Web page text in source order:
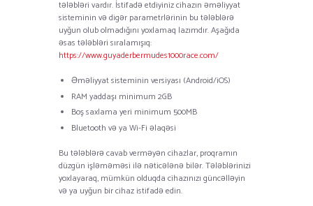
tələbləri vardır. İstifadə etdiyiniz cihazın əməliyyat
sisteminin və digər parametrlərinin bu tələblərə
uyğun olub olmadığını yoxlamaq lazımdır. Aşağıda
əsas tələbləri sıralamışıq:
https://www.guyaderbermudes1000race.com/
Əməliyyat sisteminin versiyası (Android/iOS)
RAM yaddaşı minimum 2GB
Boş saxlama yeri minimum 500MB
Bluetooth və ya Wi-Fi əlaqəsi
Bu tələblərə cavab verməyən cihazlar, proqramın
düzgün işləməməsi ilə nəticələnə bilər. Tələblərinizi
yoxlayaraq, mümkün olduqda cihazınızı güncəlləyin
və ya uyğun bir cihaz istifadə edin.